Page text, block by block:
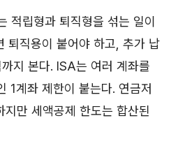
적립형과 퇴직형을 섞는 일이
퇴직용이 붙어야 하고, 추가 납
지 본다. ISA는 여러 계좌를
1계좌 제한이 붙는다. 연금저
만 세액공제 한도는 합산된